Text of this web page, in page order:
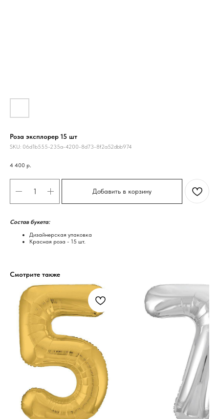
Роза эксплорер 15 шт
SKU: 06d1b555-235a-4200-8d73-8f2a52dbb974
4 400 р.
Добавить в корзину
Состав букета:
Дизайнерская упаковка
Красная роза - 15 шт.
Смотрите также